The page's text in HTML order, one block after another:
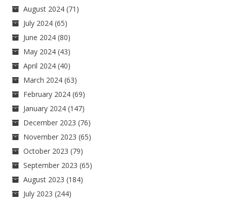
August 2024 (71)
July 2024 (65)
June 2024 (80)
May 2024 (43)
April 2024 (40)
March 2024 (63)
February 2024 (69)
January 2024 (147)
December 2023 (76)
November 2023 (65)
October 2023 (79)
September 2023 (65)
August 2023 (184)
July 2023 (244)